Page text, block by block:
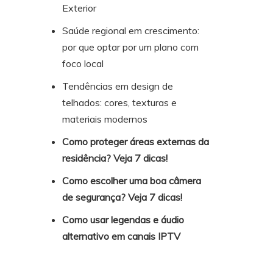
Exterior
Saúde regional em crescimento:
por que optar por um plano com
foco local
Tendências em design de
telhados: cores, texturas e
materiais modernos
Como proteger áreas externas da
residência? Veja 7 dicas!
Como escolher uma boa câmera
de segurança? Veja 7 dicas!
Como usar legendas e áudio
alternativo em canais IPTV